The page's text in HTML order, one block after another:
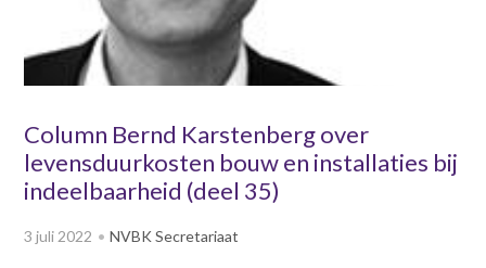
o
n
u
Column Bernd Karstenberg over
levensduurkosten bouw en installaties bij
indeelbaarheid (deel 35)
3 juli 2022 NVBK Secretariaat
Dag van de
Bouwkostendeskundige 2024
Dag van de
november 2023
Vernieuwde boek
Bouwkostenmanagement
levensduurkosten